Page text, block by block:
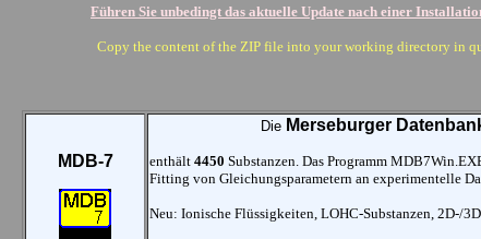
Führen Sie unbedingt das aktuelle Update nach einer
Copy the content of the ZIP file into your working directory in
MDB-7
Die Merseburger
enthält 4450 Substanzen. Das Programm
Fitting von Gleichungsparametern an experimentelle
Neu: Ionische Flüssigkeiten, LOHC-Substanzen, 2D-/